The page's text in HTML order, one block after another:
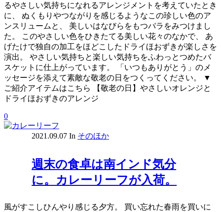
るやさしい気持ちになれるアレンジメントを考えていたとき
に、 ぬくもりやつながりを感じるようなこの珍しい色のア
ンスリュームと、 美しいはなびらをもつバラをみつけまし
た。 このやさしい色をひきたてる美しい花々のなかで、 あ
げたけで独自の加工をほどこしたドライほおずきが楽しさを
演出。 やさしい気持ちと楽しい気持ちをふわっとつめたバ
スケットに仕上がっています。 「いつもありがとう」のメ
ッセージを添えて素敵な敬老の日をつくってください。 ▼
ご紹介アイテムはこちら 【敬老の日】やさしいオレンジと
ドライほおずきのアレンジ
0
2021.09.07 In そのほか
週末の食卓は南インド気分
に。カレーリーフが入荷。
風がすこしひんやり感じる夕方。 買い忘れた春雨を買いに